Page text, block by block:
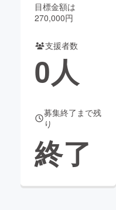
チャレンジ
CAMPFIRE Creation
目標金額は
270,000円
支援者数
0人
募集終了まで残
り
終了